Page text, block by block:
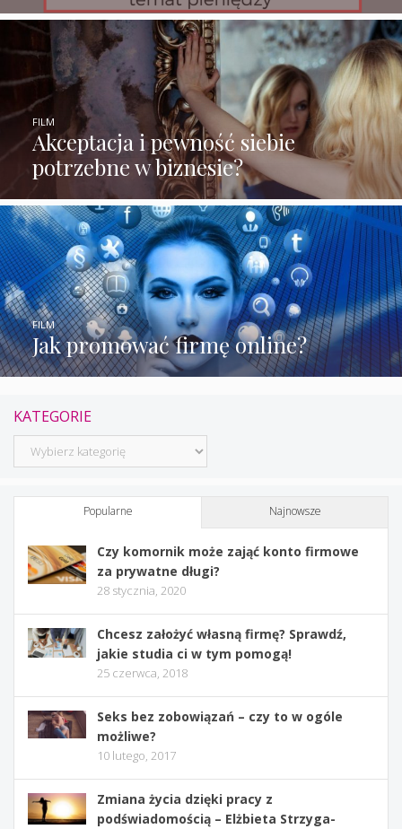
Akceptacja i pewność siebie
potrzebne w biznesie?
FILM
Jak promować firmę online?
FILM
KATEGORIE
Kategorie
Popularne Najnowsze
Czy komornik może zająć konto firmowe
za prywatne długi?
28 stycznia, 2020
Chcesz założyć własną firmę? Sprawdź,
jakie studia ci w tym pomogą!
25 czerwca, 2018
Seks bez zobowiązań – czy to w ogóle
możliwe?
10 lutego, 2017
Zmiana życia dzięki pracy z
podświadomością – Elżbieta Strzyga-